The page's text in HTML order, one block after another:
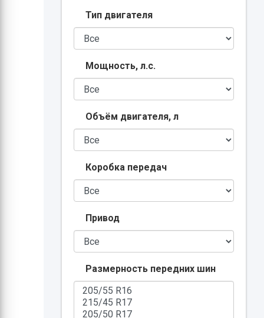
Тип двигателя
Мощность, л.с.
Объём двигателя, л
Коробка передач
Привод
Размерность передних шин